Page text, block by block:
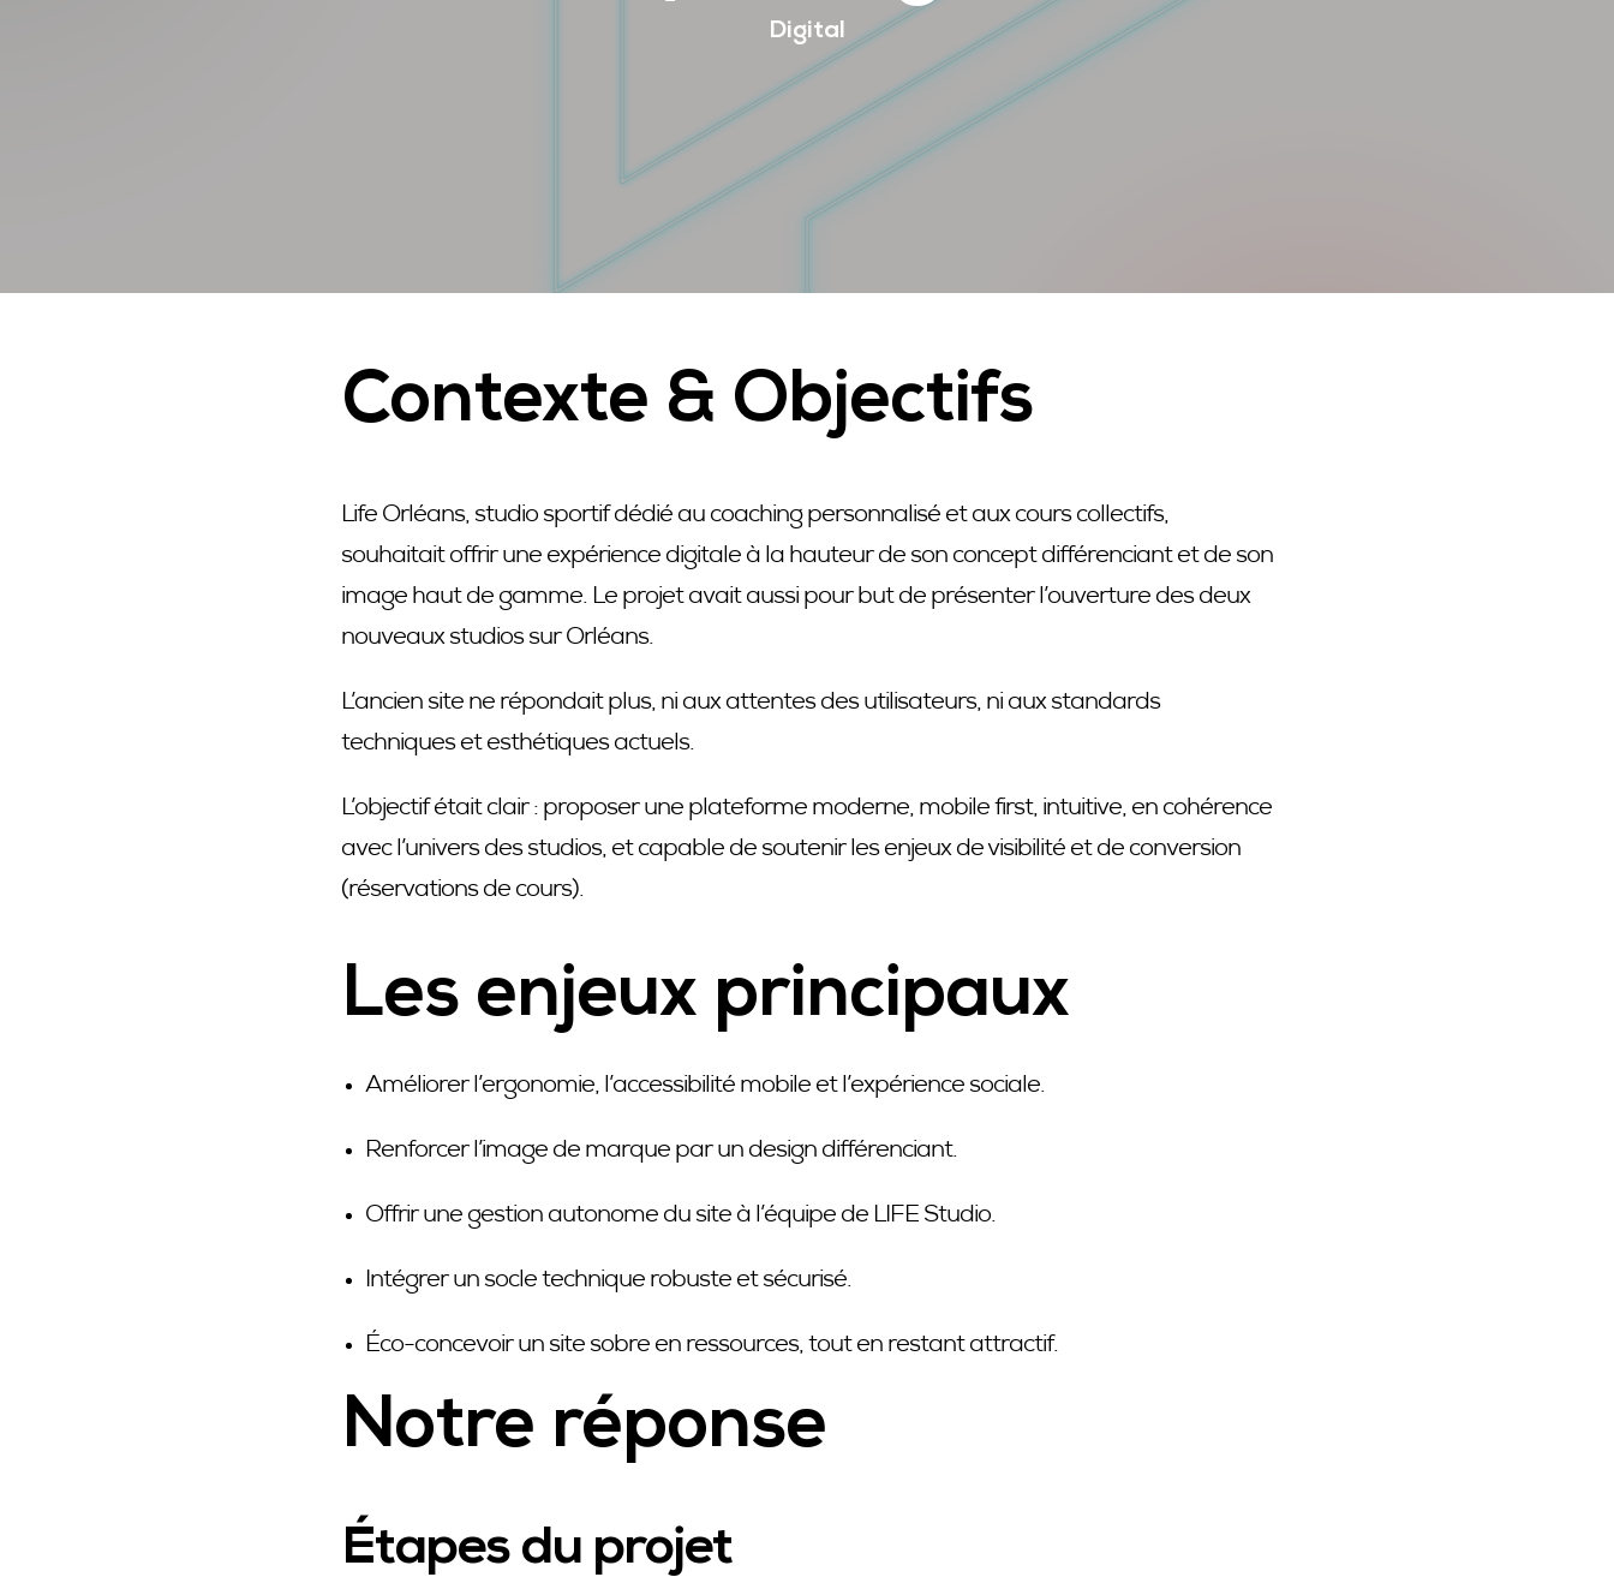
CAMPAGNE DIGITALE
CAMPAGNE RADIO
CAMPAGNE DE RELATIONS PRESSES
RÉALISATION DE FILM PUBLICITAIRE
CAMPAGNE INFLUENCE MARKETING
COMMERCIAUX SYMFONY
IA INTELLIGENCE ARTIFICIELLE
Digital
Contexte & Objectifs
Life Orléans, studio sportif dédié au coaching personnalisé et aux cours collectifs,
souhaitait offrir une expérience digitale à la hauteur de son concept différenciant et de son
image haut de gamme. Le projet avait aussi pour but de présenter l’ouverture des deux
nouveaux studios sur Orléans.
L’ancien site ne répondait plus, ni aux attentes des utilisateurs, ni aux standards
techniques et esthétiques actuels.
L’objectif était clair : proposer une plateforme moderne, mobile first, intuitive, en cohérence
avec l’univers des studios, et capable de soutenir les enjeux de visibilité et de conversion
(réservations de cours).
Les enjeux principaux
Améliorer l’ergonomie, l’accessibilité mobile et l’expérience sociale.
Renforcer l’image de marque par un design différenciant.
Offrir une gestion autonome du site à l’équipe de LIFE Studio.
Intégrer un socle technique robuste et sécurisé.
Éco-concevoir un site sobre en ressources, tout en restant attractif.
Notre réponse
Étapes du projet